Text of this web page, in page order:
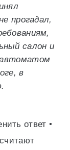
прогадал,
салон и
автоматом
в
ответ •